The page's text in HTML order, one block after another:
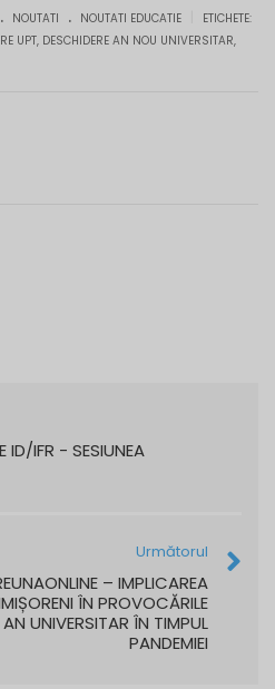
. NOUTATI . NOUTATI EDUCATIE
ETICHETE:
UPT, DESCHIDERE AN NOU UNIVERSITAR,
ID/IFR - SESIUNEA
Următorul
– IMPLICAREA
ÎN PROVOCĂRILE
UNIVERSITAR ÎN TIMPUL
PANDEMIEI